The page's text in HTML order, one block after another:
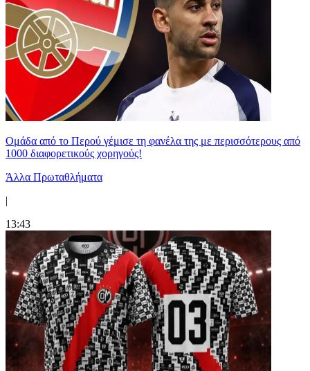
Ομάδα από το Περού γέμισε τη φανέλα της με περισσότερους από
1000 διαφορετικούς χορηγούς!
Άλλα Πρωταθλήματα
|
13:43